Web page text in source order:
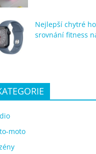
Nejlepší chytré
srovnání fitness
moto